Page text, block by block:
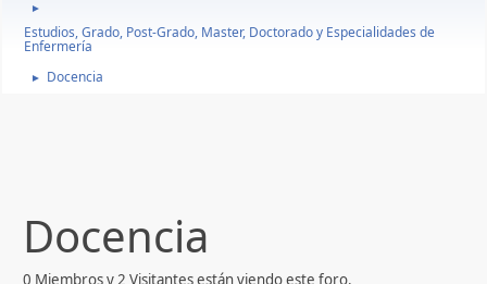
►
Estudios, Grado, Post-Grado, Master, Doctorado y Especialidades de
Enfermería
► Docencia
Docencia
0 Miembros y 2 Visitantes están viendo este foro.